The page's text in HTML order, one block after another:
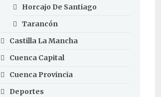
Horcajo De Santiago
Tarancón
Castilla La Mancha
Cuenca Capital
Cuenca Provincia
Deportes